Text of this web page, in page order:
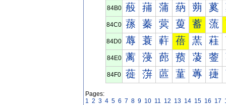
84B0 蒰 蒱 蒲 蒳 蒴 蒵
84C0 蓀 蓁 蓂 蓃 蓄 蓅
84D0 蓐 蓑 蓒 蓓 蓔 蓕
84E0 蓠 蓡 蓢 蓣 蓤 蓥
84F0 蓰 蓱 蓲 蓳 蓴 蓵
Pages:
1 2 3 4 5 6 7 8 9 10 11 12 13 14 15 16 17